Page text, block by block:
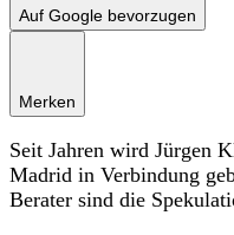
Auf Google bevorzugen
Merken
Seit Jahren wird Jürgen
Madrid in Verbindung
Berater sind die